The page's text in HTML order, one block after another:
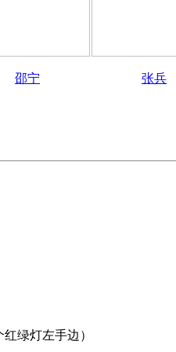
邵宁 张兵
绿灯左手边）